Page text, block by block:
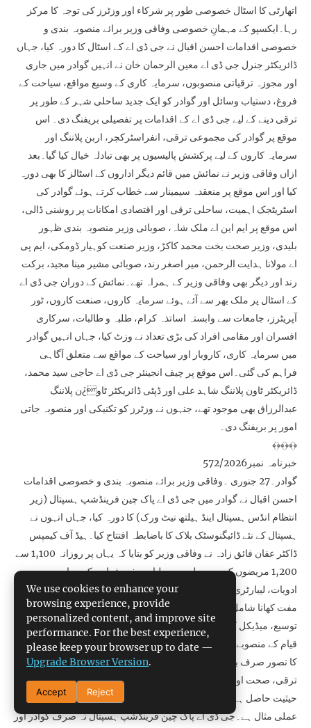
اتھارٹی کا اسٹال خصوصی طور پر شرکاء اور وزٹرز کی توجہ کا مرکز
رہا۔ایکسپو کے مہمانِ خصوصی وفاقی وزیر برائے منصوبہ بندی و
خصوصی اقدامات احسن اقبال نے جی ڈی اے کے اسٹال کا دورہ کیا، جہاں
ڈائریکٹر جنرل جی ڈی اے معین الرحمان خان نے انہیں گوادر میں جاری
اور مجوزہ ترقیاتی منصوبوں، سرمایہ کاری کے وسیع مواقع، سیاحت کے
فروغ، دستیاب وسائل اور گوادر کو ایک جدید ساحلی شہر کے طور پر
ترقی دینے کے لیے جی ڈی اے کے اقدامات پر تفصیلی بریفنگ دی۔ اس
موقع پر گوادر کی مجموعی ترقی، انفراسٹرکچر، اربن پلاننگ اور
سرمایہ کاروں کے لیے پرکشش پالیسیوں پر بھی تبادلہ خیال کیا گیا۔بعد
ازاں وفاقی وزیر نے نمائش میں قائم دیگر اداروں کے اسٹالز کا بھی دورہ
کیا اور اس موقع پر منعقدہ سیمینار سے خطاب کرتے ہوئے گوادر کی
اسٹریٹجک اہمیت، ساحلی ترقی اور اقتصادی امکانات پر روشنی ڈالی،
اس موقع پر ایم این اے ملک شاہ، صوبائی وزیر منصوبہ بندی ظہور
بلیدی، وزیر صحت بخت محمد کاکڑ، وزیر صنعت کوہیار ڈومکی، ایم پی
اے مولانا ہدایت الرحمن، میر اصغر رند، صوبائی مشیر مینا مجید، برکت
رند اور دیگر بھی وفاقی وزیر کے ہمراہ تھے۔نمائش کے دوران جی ڈی اے
کے اسٹال پر ملک بھر سے آئے ہوئے سرمایہ کاروں، صنعت کاروں، ٹور
آپریٹرز، جامعات سے وابستہ اساتذہ کرام، طلبہ و طالبات، سرکاری
افسران اور مقامی افراد کی بڑی تعداد نے وزٹ کیا، جہاں انہیں گوادر
میں سرمایہ کاری، کاروبار اور سیاحت کے مواقع سے متعلق آگاہی
فراہم کی گئی۔اس موقع پر چیف انجینئر جی ڈی اے حاجی سید محمد،
ڈائریکٹر ٹاون پلاننگ شاہد علی اور ڈپٹی ڈائریکٹر ٹاو¿ن پلاننگ
عبدالرزاق بھی موجود تھے، جنہوں نے وزٹرز کو تکنیکی اور منصوبہ جاتی
امور پر بریفنگ دی۔
﴾﴿﴾﴿﴾﴿
خبرنامہ نمبر572/2026
گوادر۔27 جنوری ۔وفاقی وزیر برائے منصوبہ بندی و خصوصی اقدامات
احسن اقبال نے گوادر میں جی ڈی اے پاک چین فرینڈشپ ہسپتال (زیر
انتظام انڈس ہسپتال اینڈ ہیلتھ نیٹ ورک) کا دورہ کیا، جہاں انہوں نے
ہسپتال کے نئے ڈائیگنوسٹک بلاک کا باضابطہ افتتاح کیا۔ہیڈ آف کیمپس
ڈاکٹر عفان فائق زادہ نے وفاقی وزیر کو بتایا کہ یہاں پر روزانہ 1,100 سے
1,200 مریضوں کو جدید طبی سہولیات مفت فراہم کر رہا ہے، جن میں
ادویات، لیبارٹری ٹیسٹس، ریڈیالوجی خدمات، اور داخل مریضوں کے لیے
مفت کھانا شامل ہے۔ انہوں نے مزید بتایا کہ مستقبل میں ہسپتال کی
توسیع، میڈیکل کالج، نرسنگ کالج اور مختلف اسپیشلٹی ڈیپارٹمنٹس کے
قیام کے منصوبے بھی زیر غور ہیں۔اس موقع پر انہوں نے کہا کہ سی پیک
کا تصور صرف بندرگاہوں اور شاہراہوں تک محدود نہیں بلکہ انسانی
ترقی، صحت اور تعلیم جیسے شعبوں کو بھی اس منصوبے میں مرکزی
حیثیت حاصل ہے، اور جی ڈی اے پاک چین فرینڈشپ ہسپتال اس وژن کی
عملی مثال ہے۔جی ڈی اے پاک چین فرینڈشپ ہسپتال نہ صرف گوادر اور
We use cookies to enhance your
browsing experience, provide
personalized content, and improve site
performance. For the best experience,
please keep your browser up to date —
Upgrade Browser Version.
Accept Reject